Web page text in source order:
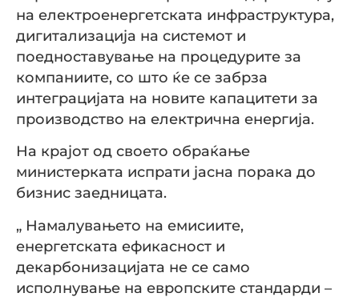
на електроенергетската инфраструктура,
дигитализација на системот и
поедноставување на процедурите за
компаниите, со што ќе се забрза
интеграцијата на новите капацитети за
производство на електрична енергија.
На крајот од своето обраќање
министерката испрати јасна порака до
бизнис заедницата.
„ Намалувањето на емисиите,
енергетската ефикасност и
декарбонизацијата не се само
исполнување на европските стандарди –